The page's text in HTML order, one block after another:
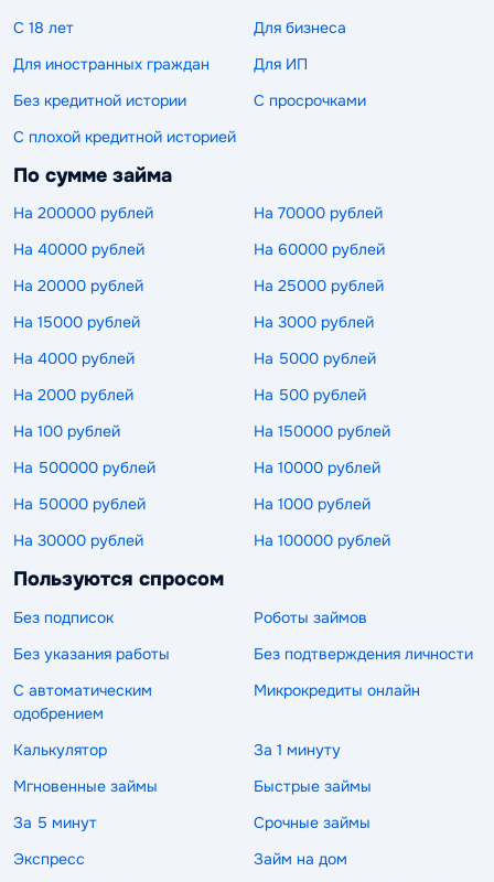
С 18 лет
Для бизнеса
Для иностранных граждан
Для ИП
Без кредитной истории
С просрочками
С плохой кредитной историей
По сумме займа
На 200000 рублей
На 70000 рублей
На 40000 рублей
На 60000 рублей
На 20000 рублей
На 25000 рублей
На 15000 рублей
На 3000 рублей
На 4000 рублей
На 5000 рублей
На 2000 рублей
На 500 рублей
На 100 рублей
На 150000 рублей
На 500000 рублей
На 10000 рублей
На 50000 рублей
На 1000 рублей
На 30000 рублей
На 100000 рублей
Пользуются спросом
Без подписок
Роботы займов
Без указания работы
Без подтверждения личности
С автоматическим
одобрением
Микрокредиты онлайн
Калькулятор
За 1 минуту
Мгновенные займы
Быстрые займы
За 5 минут
Срочные займы
Экспресс
Займ на дом